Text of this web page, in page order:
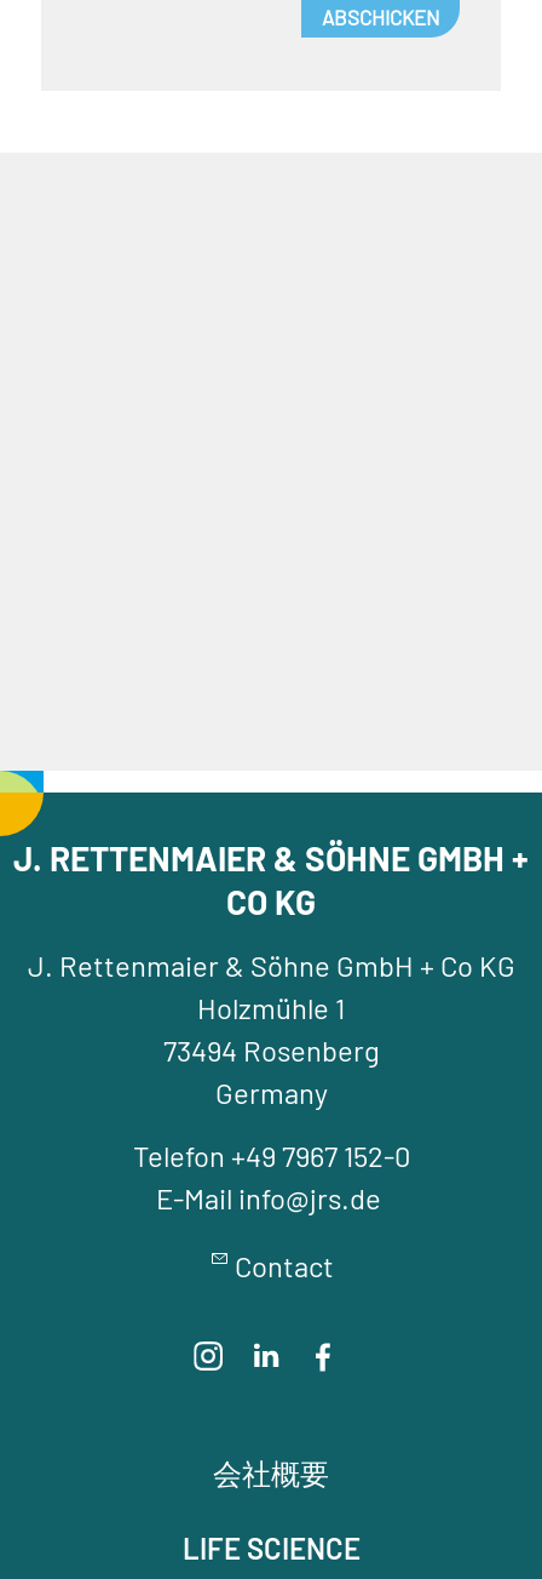
ABSCHICKEN
J. RETTENMAIER & SÖHNE GMBH +
CO KG
J. Rettenmaier & Söhne GmbH + Co KG
Holzmühle 1
73494 Rosenberg
Germany
Telefon +49 7967 152-0
E-Mail info@jrs.de
Contact
会社概要
LIFE SCIENCE